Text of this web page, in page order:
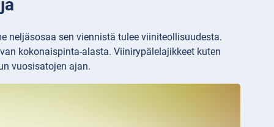
sen viennistä tulee viiniteollisuudesta.
kokonaispinta-alasta. Viinirypälelajikkeet kuten
vuosisatojen ajan.